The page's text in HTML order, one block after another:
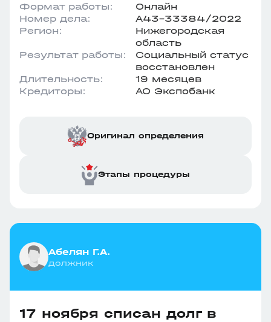
Формат работы:
Онлайн
Номер дела:
А43-33384/2022
Регион:
Нижегородская
область
Результат работы:
Социальный статус
восстановлен
Длительность:
19 месяцев
Кредиторы:
АО Экспобанк
Оригинал определения
Этапы процедуры
Абелян Г.А.
должник
17 ноября списан долг в